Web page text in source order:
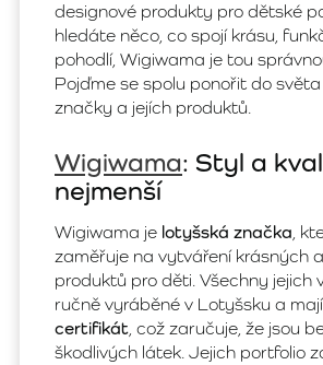
designové produkty pro dětské
hledáte něco, co spojí krásu,
pohodlí, Wigiwama je tou
Pojďme se spolu ponořit do
značky a jejích produktů.
Wigiwama: Styl a
nejmenší
Wigiwama je lotyšská značka,
zaměřuje na vytváření krásných
produktů pro děti. Všechny jejich
ručně vyráběné v Lotyšsku a mají
certifikát, což zaručuje, že jsou
škodlivých látek. Jejich portfolio